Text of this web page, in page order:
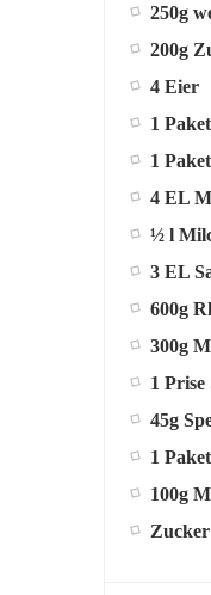
250g
200g
4 Eier
1
1
4 EL
½ l
3 EL
600g
300g
1 Prise
45g
1
100g